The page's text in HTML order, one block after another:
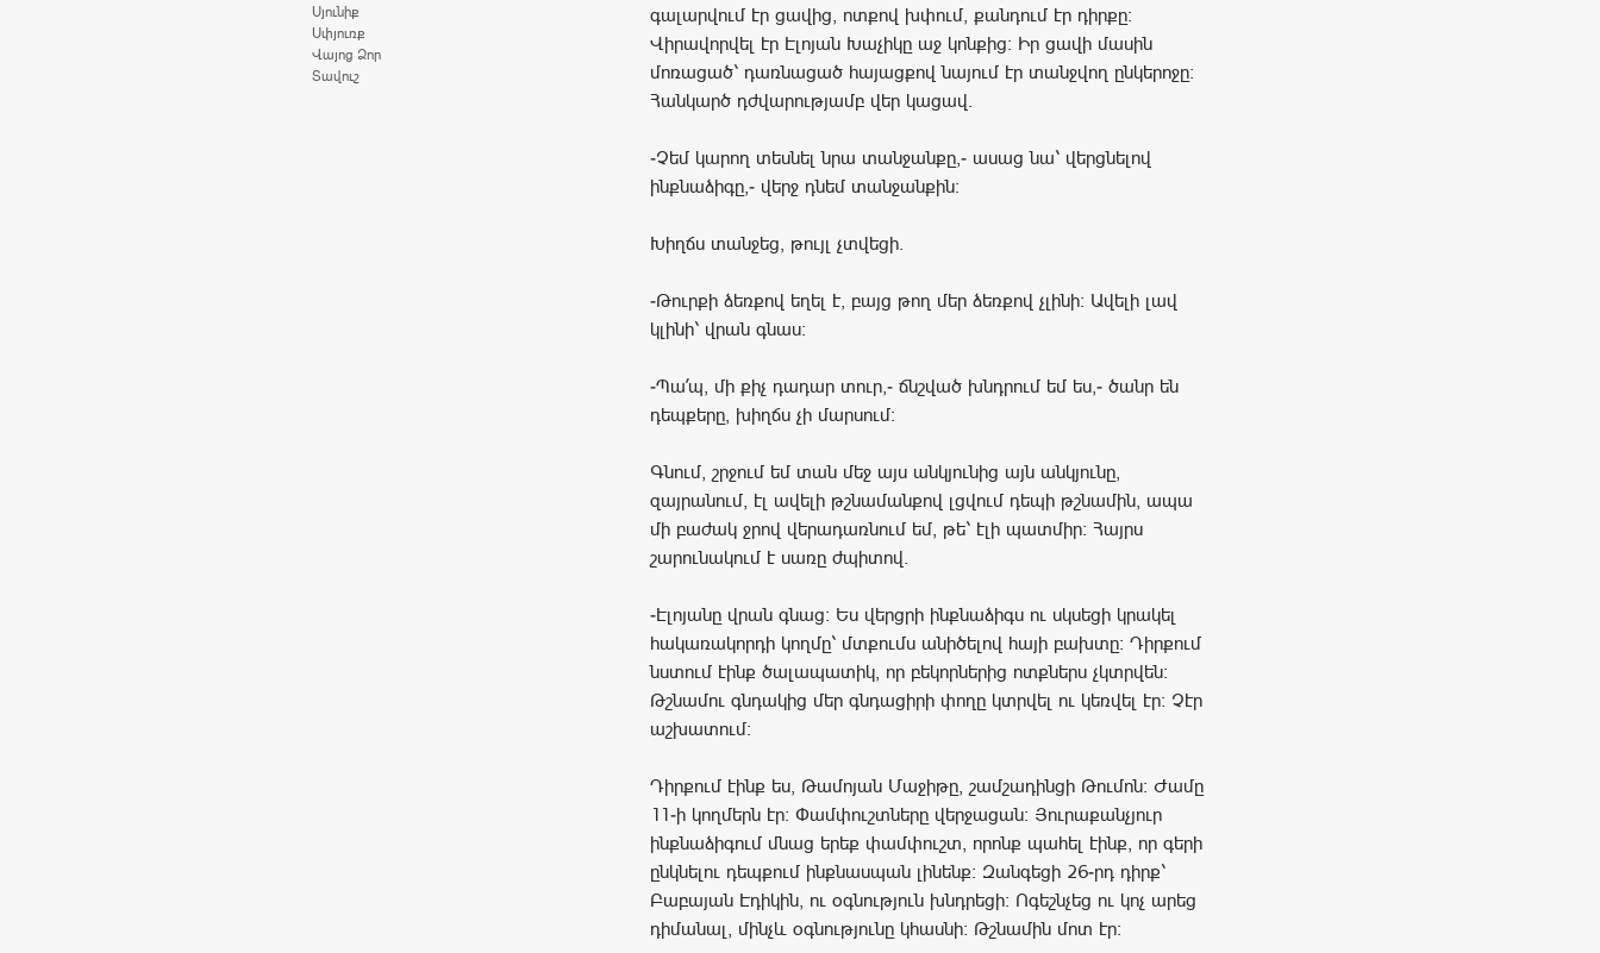
գալարվում էր ցավից, ոտքով խփում, քանդում էր դիրքը:
Վիրավորվել էր Էլոյան Խաչիկը աջ կոնքից: Իր ցավի մասին
մոռացած՝ դառնացած հայացքով նայում էր տանջվող ընկերոջը:
Հանկարծ դժվարությամբ վեր կացավ.
-Չեմ կարող տեսնել նրա տանջանքը,- ասաց նա՝ վերցնելով
ինքնաձիգը,- վերջ դնեմ տանջանքին:
Խիղճս տանջեց, թույլ չտվեցի.
-Թուրքի ձեռքով եղել է, բայց թող մեր ձեռքով չլինի: Ավելի լավ
կլինի՝ վրան գնաս:
-Պա՛պ, մի քիչ դադար տուր,- ճնշված խնդրում եմ ես,- ծանր են
դեպքերը, խիղճս չի մարսում:
Գնում, շրջում եմ տան մեջ այս անկյունից այն անկյունը,
զայրանում, էլ ավելի թշնամանքով լցվում դեպի թշնամին, ապա
մի բաժակ ջրով վերադառնում եմ, թե՝ էլի պատմիր: Հայրս
շարունակում է սառը ժպիտով.
-Էլոյանը վրան գնաց: Ես վերցրի ինքնաձիգս ու սկսեցի կրակել
հակառակորդի կողմը՝ մտքումս անիծելով հայի բախտը: Դիրքում
նստում էինք ծալապատիկ, որ բեկորներից ոտքներս չկտրվեն:
Թշնամու գնդակից մեր գնդացիրի փողը կտրվել ու կեռվել էր: Չէր
աշխատում:
Դիրքում էինք ես, Թամոյան Մաջիթը, շամշադինցի Թումոն: Ժամը
11-ի կողմերն էր: Փամփուշտները վերջացան: Յուրաքանչյուր
ինքնաձիգում մնաց երեք փամփուշտ, որոնք պահել էինք, որ գերի
ընկնելու դեպքում ինքնասպան լինենք: Զանգեցի 26-րդ դիրք՝
Բաբայան Էդիկին, ու օգնություն խնդրեցի: Ոգեշնչեց ու կոչ արեց
դիմանալ, մինչև օգնությունը կհասնի: Թշնամին մոտ էր:
Սյունիք
Սփյուռք
Վայոց Ձոր
Տավուշ